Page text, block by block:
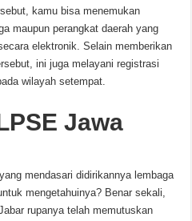
kamu bisa menemukan
maupun perangkat daerah yang
elektronik. Selain memberikan
ini juga melayani registrasi
wilayah setempat.
Jawa
mendasari didirikannya lembaga
mengetahuinya? Benar sekali,
rupanya telah memutuskan